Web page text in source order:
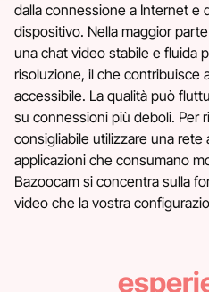
dalla connessione a Internet e
dispositivo. Nella maggior
una chat video stabile e fluida
risoluzione, il che contribuisce
accessibile. La qualità può
su connessioni più deboli. Per
consigliabile utilizzare una
applicazioni che consumano
Bazoocam si concentra sulla
video che la vostra